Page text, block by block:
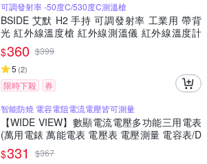
可調發射率 -50度C/530度C測溫槍
BSIDE 艾默 H2 手持 可調發射率 工業用 帶背
光 紅外線溫度槍 紅外線測溫儀 紅外線溫度計
非接觸式溫度計 手持式感溫棒 食品溫度計 電子
溫度計 感應測溫槍
$360 $399
5 (2)
限時下殺
券
智能防燒 電容電阻電流電壓皆可測量
【WIDE VIEW】數顯電流電壓多功能三用電表
(萬用電錶 萬能電表 電壓表 電壓測量 電容表/D
T9205A)
$331 $367